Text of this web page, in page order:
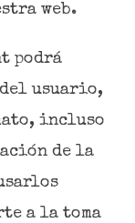
web.
podrá
usuario,
incluso
de la
a la toma